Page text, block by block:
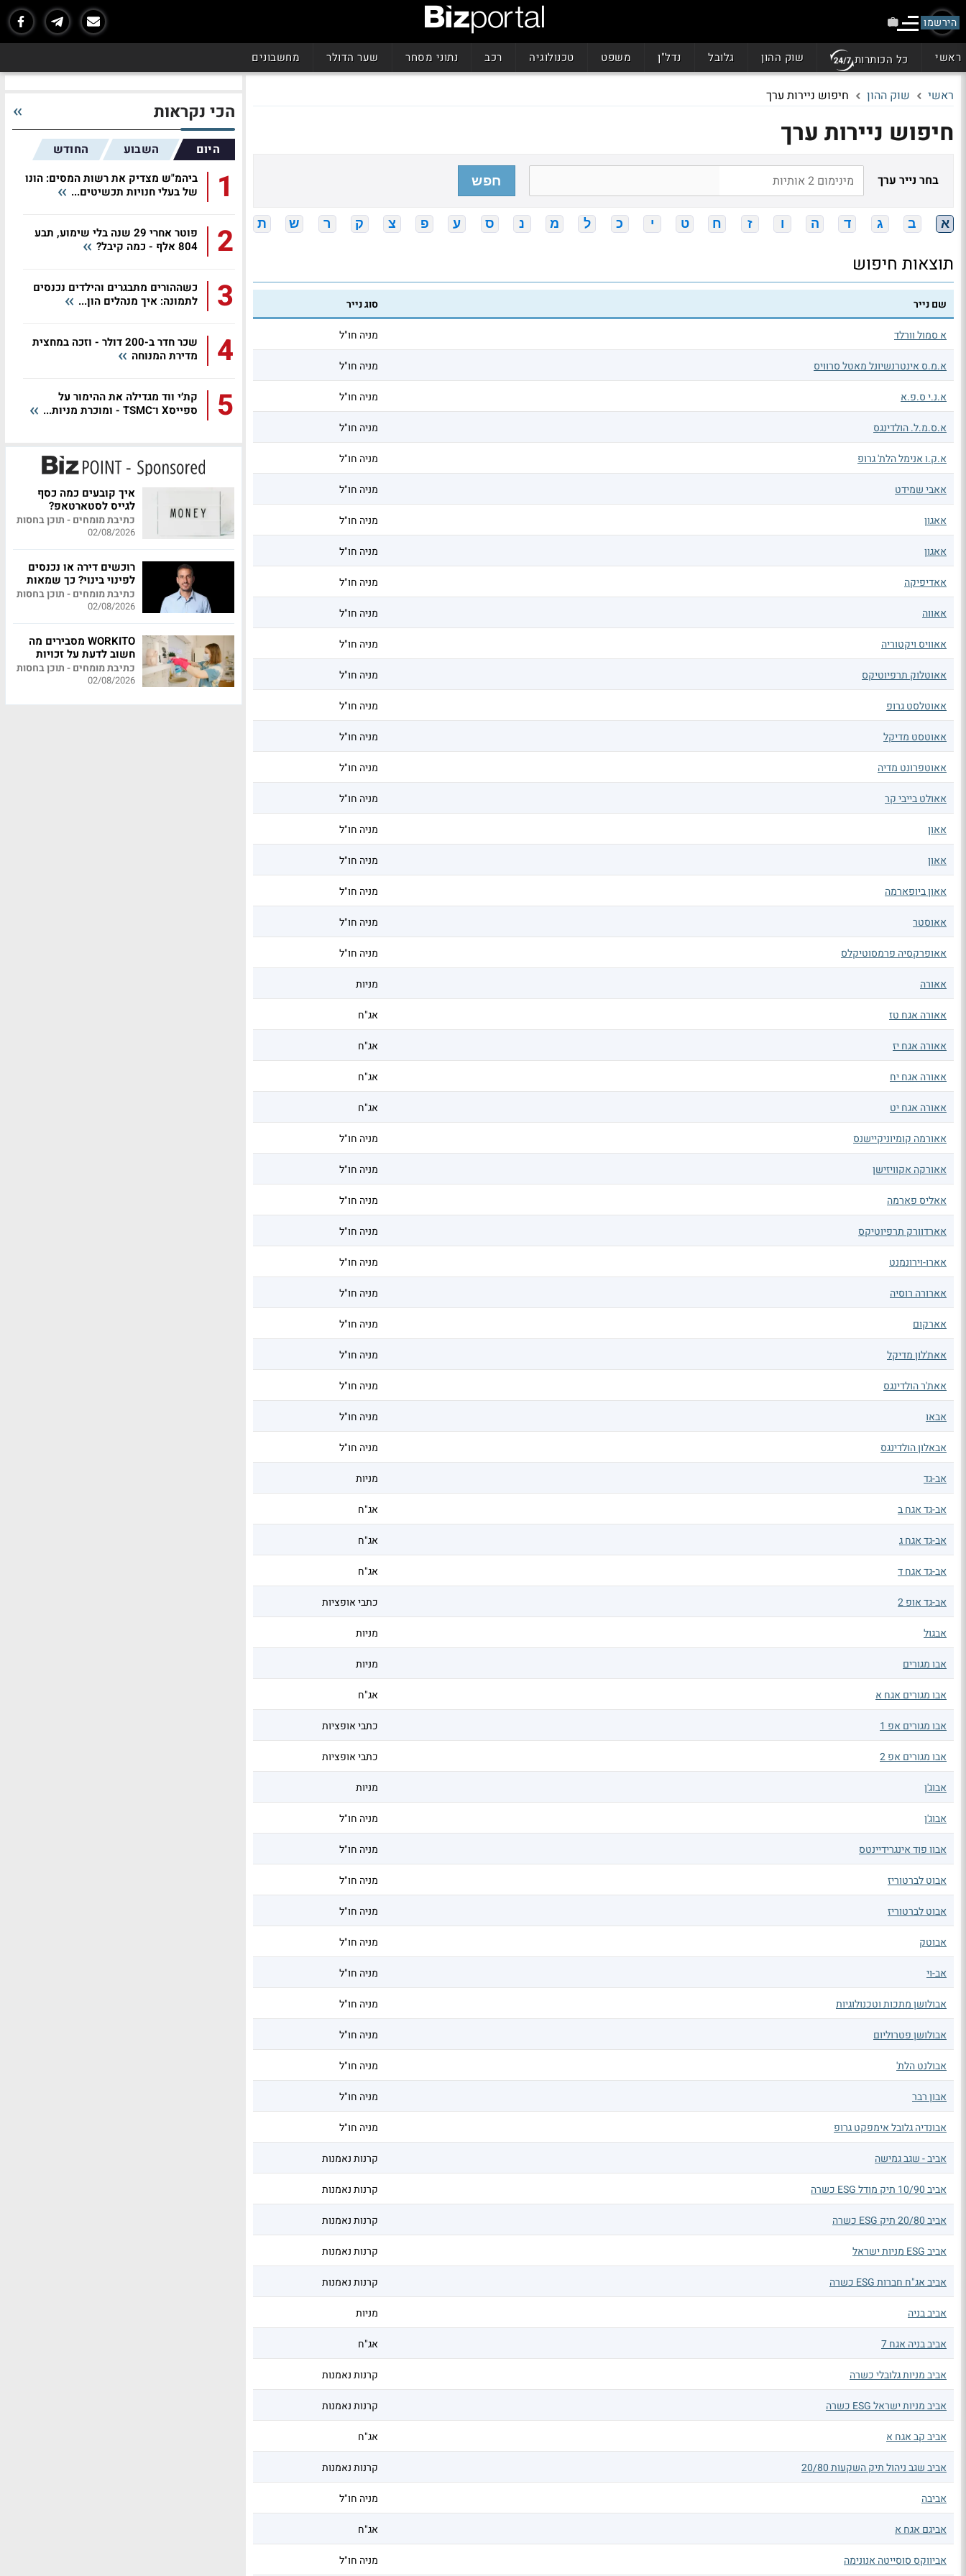
הירשמו
ראשי כל הכותרות שוק ההון גלובל נדל"ן משפט טכנולוגיה רכב נתוני מסחר שער הדולר מחשבונים
ראשי שוק ההון חיפוש ניירות ערך
חיפוש ניירות ערך
בחר נייר ערך חפש
א ב ג ד ה ו ז ח ט י כ ל מ נ ס ע פ צ ק ר ש ת
תוצאות חיפוש
שם נייר סוג נייר
א סמול וורלד מניה חו"ל
א.מ.ס אינטרנשיונל מאטל סרוויס מניה חו"ל
א.נ.י ס.פ.א מניה חו"ל
א.ס.מ.ל. הולדינגס מניה חו"ל
א.ק.ו אנימל הלת' גרופ מניה חו"ל
אאבי שמידט מניה חו"ל
אאגון מניה חו"ל
אאגון מניה חו"ל
אאדיפיקה מניה חו"ל
אאווה מניה חו"ל
אאוויס ויקטוריה מניה חו"ל
אאוטלוק תרפיוטיקס מניה חו"ל
אאוטלסט גרופ מניה חו"ל
אאוטסט מדיקל מניה חו"ל
אאוטפרונט מדיה מניה חו"ל
אאולט בייבי קר מניה חו"ל
אאון מניה חו"ל
אאון מניה חו"ל
אאון ביופארמה מניה חו"ל
אאוסטר מניה חו"ל
אאופרקסיה פרמסוטיקלס מניה חו"ל
אאורה מניות
אאורה אגח טז אג"ח
אאורה אגח יז אג"ח
אאורה אגח יח אג"ח
אאורה אגח יט אג"ח
אאורמה קומיוניקיישנס מניה חו"ל
אאורקה אקוויזישן מניה חו"ל
אאליס פארמה מניה חו"ל
אארדוורק תרפיוטיקס מניה חו"ל
אארו-וירונמנט מניה חו"ל
אארורה רוסיה מניה חו"ל
אארקום מניה חו"ל
אאת'לון מדיקל מניה חו"ל
אאת'ר הולדינגס מניה חו"ל
אבאו מניה חו"ל
אבאלון הולדינגס מניה חו"ל
אב-גד מניות
אב-גד אגח ב אג"ח
אב-גד אגח ג אג"ח
אב-גד אגח ד אג"ח
אב-גד אופ 2 כתבי אופציות
אבגול מניות
אבו מגורים מניות
אבו מגורים אגח א אג"ח
אבו מגורים אפ 1 כתבי אופציות
אבו מגורים אפ 2 כתבי אופציות
אבוג'ן מניות
אבוג'ן מניה חו"ל
אבוו פוד אינגרידיינטס מניה חו"ל
אבוט לברטוריז מניה חו"ל
אבוט לברטוריז מניה חו"ל
אבוטק מניה חו"ל
אב-וי מניה חו"ל
אבולושן מתכות וטכנולוגיות מניה חו"ל
אבולושן פטרוליום מניה חו"ל
אבולנט הלת' מניה חו"ל
אבון רבר מניה חו"ל
אבונדיה גלובל אימפקט גרופ מניה חו"ל
אביב - שגב גמישה קרנות נאמנות
אביב 10/90 תיק מודל ESG כשרה קרנות נאמנות
אביב 20/80 תיק ESG כשרה קרנות נאמנות
אביב ESG מניות ישראל קרנות נאמנות
אביב אג"ח חברות ESG כשרה קרנות נאמנות
אביב בניה מניות
אביב בניה אגח 7 אג"ח
אביב מניות גלובלי כשרה קרנות נאמנות
אביב מניות ישראל ESG כשרה קרנות נאמנות
אביב קב אגח א אג"ח
אביב שגב ניהול תיק השקעות 20/80 קרנות נאמנות
אביבה מניה חו"ל
אביגם אגח א אג"ח
אביווקס סוסייטה אנונימה מניה חו"ל
הכי נקראות
היום השבוע החודש
1
ביהמ"ש מצדיק את רשות המסים: הונו
של בעלי חנויות תכשיטים...
2
פוטר אחרי 29 שנה בלי שימוע, תבע
804 אלף - כמה קיבל?
3
כשההורים מתבגרים והילדים נכנסים
לתמונה: איך מנהלים הון...
4
שכר חדר ב-200 דולר - וזכה במחצית
מדירת המנוחה
5
קת׳י ווד מגדילה את ההימור על
ספייסX ו־TSMC - ומוכרת מניות...
איך קובעים כמה כסף
לגייס לסטארטאפ?
כתיבת מומחים - תוכן בחסות
02/08/2026
רוכשים דירה או נכנסים
לפינוי בינוי? כך שמאות
מקצועית יכולה לחסוך
לכם מאות אלפי שקלים
כתיבת מומחים - תוכן בחסות
02/08/2026
WORKITO מסבירים מה
חשוב לדעת על זכויות
עובדי משק בית
כתיבת מומחים - תוכן בחסות
02/08/2026